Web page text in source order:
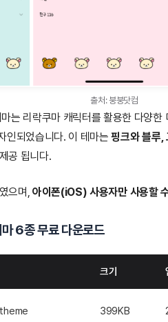
출처: 붕붕닷컴
마는 리락쿠마 캐릭터를 활용한 다양
인되었습니다. 이 테마는핑크와 블루,
공 됩니다.
으며, 아이폰(iOS) 사용자만 사용할
6종 무료 다운로드
크기
399KB